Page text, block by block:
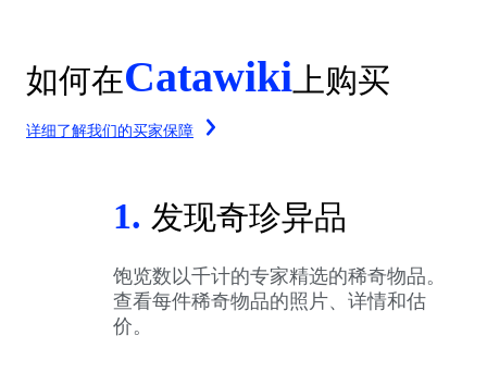
如何在Catawiki 上购买
详细了解我们的买家保障
1. 发现奇珍异品
饱览数以千计的专家精选的稀奇物品。
查看每件稀奇物品的照片、详情和估
价。